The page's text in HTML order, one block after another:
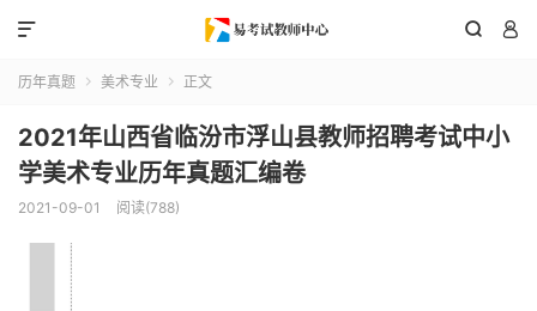
 

历年真题  美术专业  正文
2021年山西省临汾市浮山县教师招聘考试中小
学美术专业历年真题汇编卷
2021-09-01 阅读(788)